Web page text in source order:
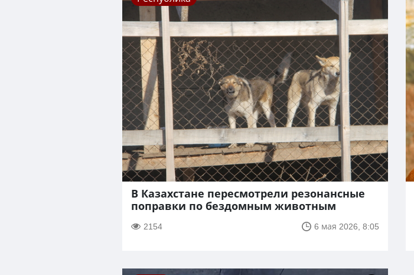
В Казахстане пересмотрели резонансные
поправки по бездомным животным
2154 6 мая 2026, 8:05